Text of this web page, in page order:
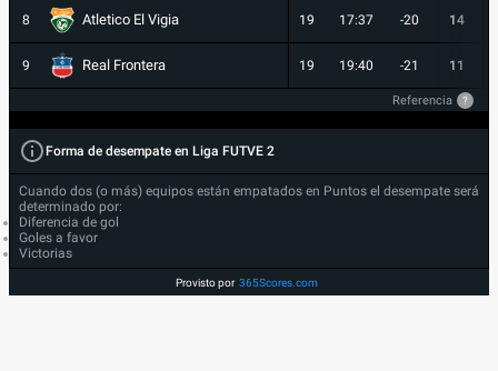
8 Atletico El Vigia 19 17:37 -20 14
9 Real Frontera 19 19:40 -21 11
Referencia ?
Forma de desempate en Liga FUTVE 2
Cuando dos (o más) equipos están empatados en Puntos el desempate será
determinado por:
Diferencia de gol
Goles a favor
Victorias
Provisto por 365Scores.com